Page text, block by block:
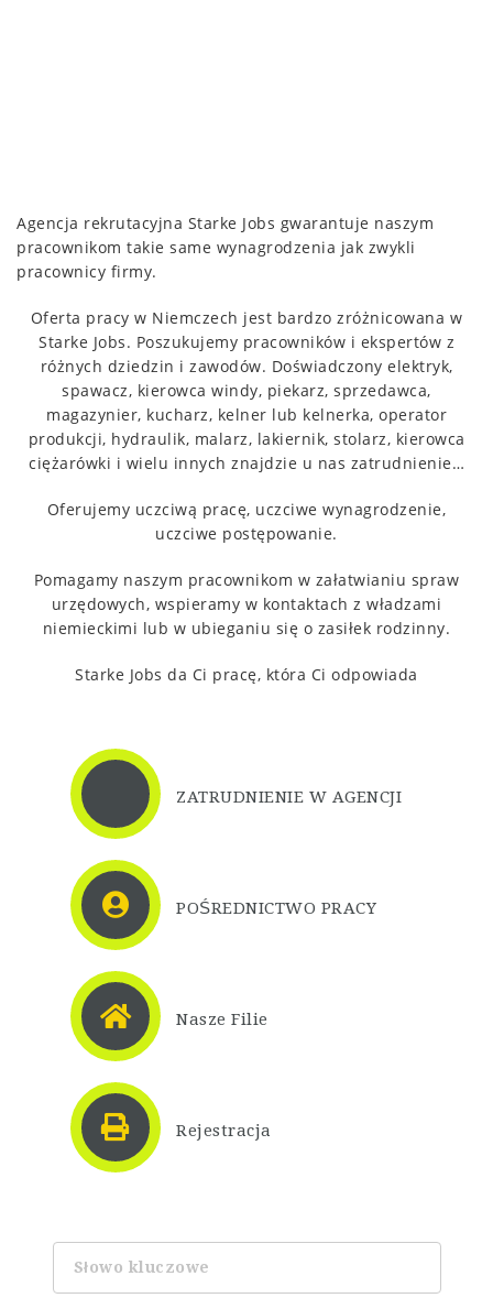
Agencja rekrutacyjna Starke Jobs gwarantuje naszym
pracownikom takie same wynagrodzenia jak zwykli
pracownicy firmy.
Oferta pracy w Niemczech jest bardzo zróżnicowana w
Starke Jobs. Poszukujemy pracowników i ekspertów z
różnych dziedzin i zawodów. Doświadczony elektryk,
spawacz, kierowca windy, piekarz, sprzedawca,
magazynier, kucharz, kelner lub kelnerka, operator
produkcji, hydraulik, malarz, lakiernik, stolarz, kierowca
ciężarówki i wielu innych znajdzie u nas zatrudnienie…
Oferujemy uczciwą pracę, uczciwe wynagrodzenie,
uczciwe postępowanie.
Pomagamy naszym pracownikom w załatwianiu spraw
urzędowych, wspieramy w kontaktach z władzami
niemieckimi lub w ubieganiu się o zasiłek rodzinny.
Starke Jobs da Ci pracę, która Ci odpowiada
ZATRUDNIENIE W AGENCJI
POŚREDNICTWO PRACY
Nasze Filie
Rejestracja
kluczowe